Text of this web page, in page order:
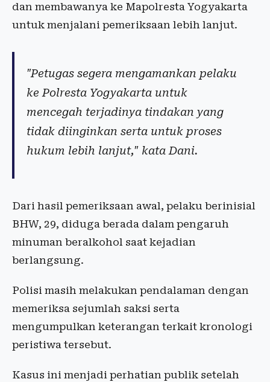
dan membawanya ke Mapolresta Yogyakarta
untuk menjalani pemeriksaan lebih lanjut.
"Petugas segera mengamankan pelaku
ke Polresta Yogyakarta untuk
mencegah terjadinya tindakan yang
tidak diinginkan serta untuk proses
hukum lebih lanjut," kata Dani.
Dari hasil pemeriksaan awal, pelaku berinisial
BHW, 29, diduga berada dalam pengaruh
minuman beralkohol saat kejadian
berlangsung.
Polisi masih melakukan pendalaman dengan
memeriksa sejumlah saksi serta
mengumpulkan keterangan terkait kronologi
peristiwa tersebut.
Kasus ini menjadi perhatian publik setelah